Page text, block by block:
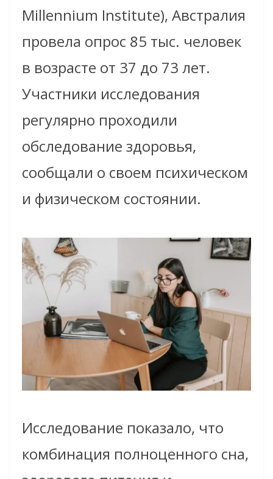
Millennium Institute), Австралия
провела опрос 85 тыс. человек
в возрасте от 37 до 73 лет.
Участники исследования
регулярно проходили
обследование здоровья,
сообщали о своем психическом
и физическом состоянии.
Исследование показало, что
комбинация полноценного сна,